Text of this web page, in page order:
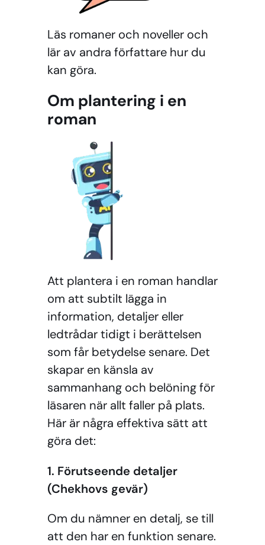
Läs romaner och noveller och
lär av andra författare hur du
kan göra.
Om plantering i en
roman
Att plantera i en roman handlar
om att subtilt lägga in
information, detaljer eller
ledtrådar tidigt i berättelsen
som får betydelse senare. Det
skapar en känsla av
sammanhang och belöning för
läsaren när allt faller på plats.
Här är några effektiva sätt att
göra det:
1. Förutseende detaljer
(Chekhovs gevär)
Om du nämner en detalj, se till
att den har en funktion senare.